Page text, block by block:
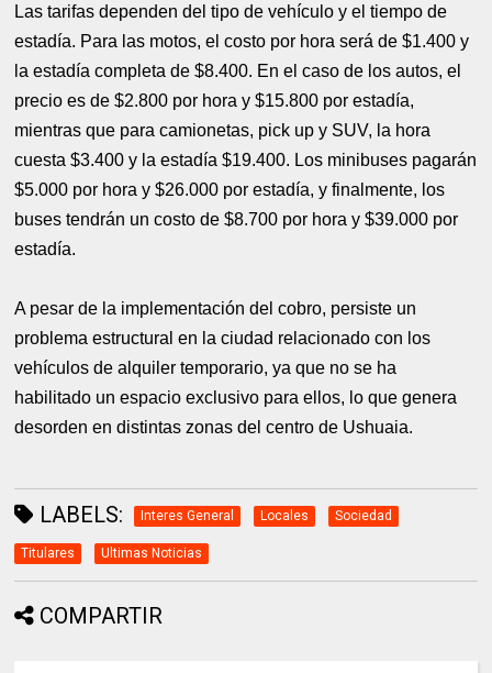
Las tarifas dependen del tipo de vehículo y el tiempo de
estadía. Para las motos, el costo por hora será de $1.400 y
la estadía completa de $8.400. En el caso de los autos, el
precio es de $2.800 por hora y $15.800 por estadía,
mientras que para camionetas, pick up y SUV, la hora
cuesta $3.400 y la estadía $19.400. Los minibuses pagarán
$5.000 por hora y $26.000 por estadía, y finalmente, los
buses tendrán un costo de $8.700 por hora y $39.000 por
estadía.
A pesar de la implementación del cobro, persiste un
problema estructural en la ciudad relacionado con los
vehículos de alquiler temporario, ya que no se ha
habilitado un espacio exclusivo para ellos, lo que genera
desorden en distintas zonas del centro de Ushuaia.
LABELS: Interes General Locales Sociedad
Titulares Ultimas Noticias
COMPARTIR